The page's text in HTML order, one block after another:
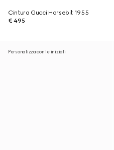
Cintura Gucci Horsebit 1955
€ 495
Personalizza con le iniziali